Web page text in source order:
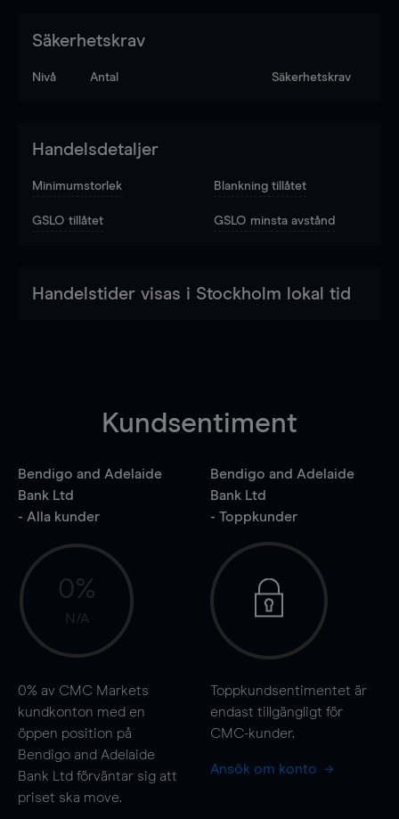
Säkerhetskrav
Nivå Antal Säkerhetskrav
Handelsdetaljer
Minimumstorlek Blankning tillåtet
GSLO tillåtet GSLO minsta avstånd
Handelstider visas i Stockholm lokal tid
Kundsentiment
Bendigo and Adelaide
Bank Ltd
- Alla kunder
0%
N/A
0% av CMC Markets
kundkonton med en
öppen position på
Bendigo and Adelaide
Bank Ltd förväntar sig att
priset ska move.
Bendigo and Adelaide
Bank Ltd
- Toppkunder
Toppkundsentimentet är
endast tillgängligt för
CMC-kunder.
Ansök om konto